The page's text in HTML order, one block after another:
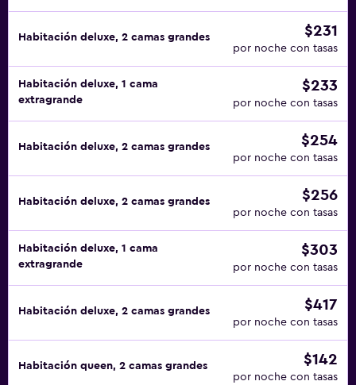
Habitación deluxe, 2 camas grandes $231
por noche con tasas
Habitación deluxe, 1 cama
extragrande
$233
por noche con tasas
Habitación deluxe, 2 camas grandes $254
por noche con tasas
Habitación deluxe, 2 camas grandes $256
por noche con tasas
Habitación deluxe, 1 cama
extragrande
$303
por noche con tasas
Habitación deluxe, 2 camas grandes $417
por noche con tasas
Habitación queen, 2 camas grandes $142
por noche con tasas